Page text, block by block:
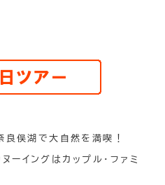
俣湖で大自然を満喫！
ーイングはカップル・ファミ